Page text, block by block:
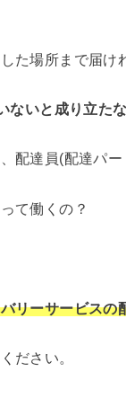
た場所まで届け
ないと成り立た
配達員(配達パ
て働くの？
リーサービスの
ださい。